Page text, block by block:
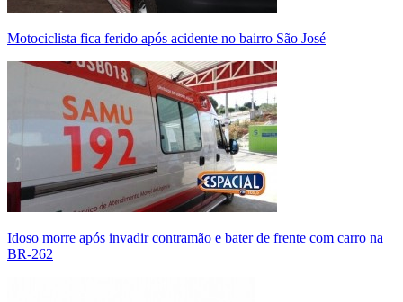
Motociclista fica ferido após acidente no bairro São José
Idoso morre após invadir contramão e bater de frente com carro na
BR-262